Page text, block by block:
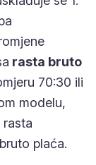
rasta bruto
70:30 ili
modelu,
plaća.